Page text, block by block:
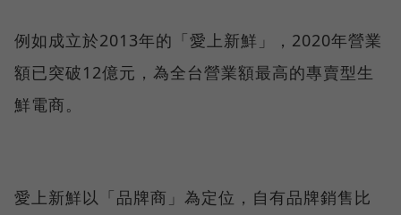
例如成立於2013年的「愛上新鮮」，2020年營業
額已突破12億元，為全台營業額最高的專賣型生
鮮電商。
愛上新鮮以「品牌商」為定位，自有品牌銷售比